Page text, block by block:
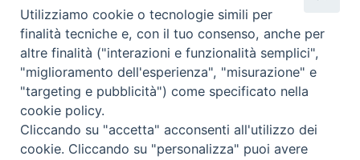
Iniziativa per il centenario
della nascita di Giovanni
Paolo II
gennaio – marzo 2020
Utilizziamo cookie o tecnologie simili per
finalità tecniche e, con il tuo consenso, anche per
altre finalità ("interazioni e funzionalità semplici",
"miglioramento dell'esperienza", "misurazione" e
"targeting e pubblicità") come specificato nella
cookie policy.
Cliccando su "accetta" acconsenti all'utilizzo dei
cookie. Cliccando su "personalizza" puoi avere